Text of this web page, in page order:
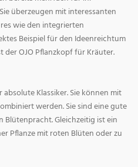
überzeugen mit interessanten
wie den integrierten
Beispiel für den Ideenreichtum
der OJO Pflanzkopf für Kräuter.
Klassiker. Sie können mit
werden. Sie sind eine gute
Blütenpracht. Gleichzeitig ist ein
Pflanze mit roten Blüten oder zu